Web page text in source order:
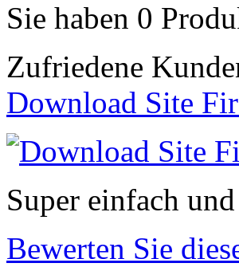
Sie haben 0
Zufriedene
Download Site
Super einfach
Bewerten Sie